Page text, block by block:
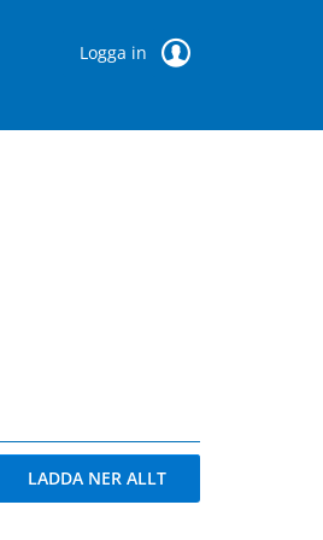
Logga in
LADDA NER ALLT